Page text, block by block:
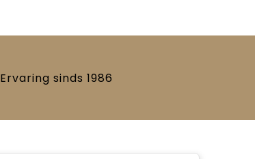
Ervaring sinds 1986